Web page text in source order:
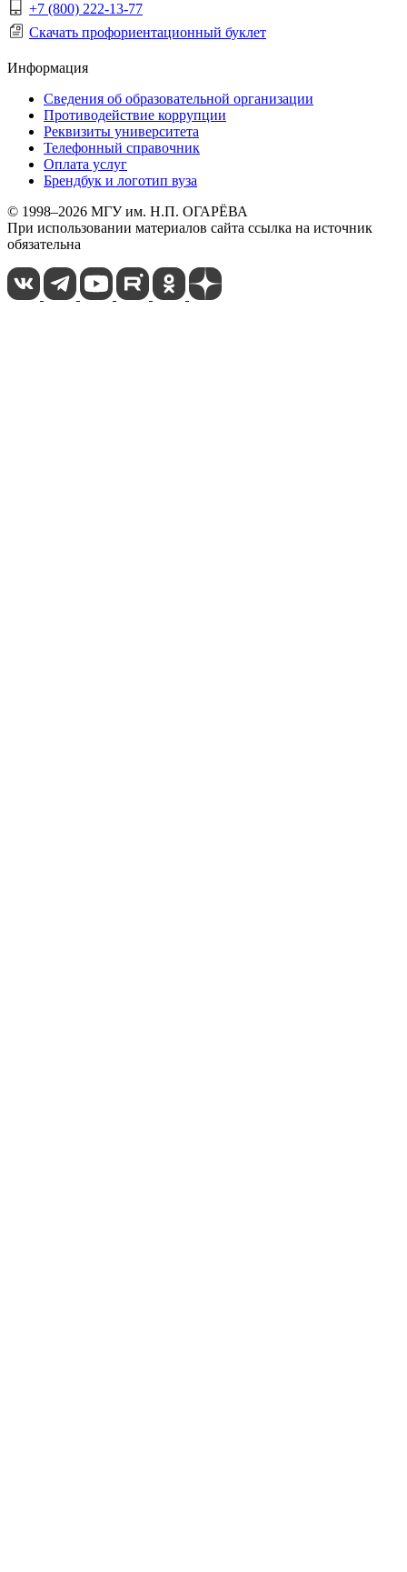
+7 (800) 222-13-77
Скачать профориентационный буклет
Информация
Сведения об образовательной организации
Противодействие коррупции
Реквизиты университета
Телефонный справочник
Оплата услуг
Брендбук и логотип вуза
© 1998–2026 МГУ им. Н.П. ОГАРЁВА
При использовании материалов сайта ссылка на источник
обязательна